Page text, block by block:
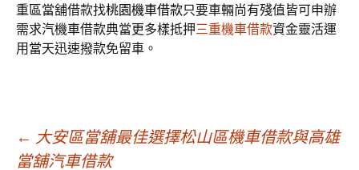
重區當舖借款找桃園機車借款只要車輛尚有殘值皆可申辦
需求汽機車借款典當更多樣抵押三重機車借款資金靈活運
用當天迅速撥款免留車。
文
← 大安區當舖最佳選擇松山區機車借款與高雄
當舖汽車借款